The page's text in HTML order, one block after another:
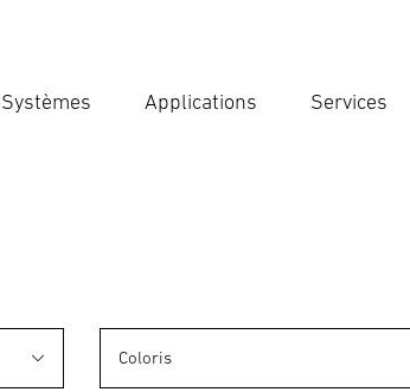
Systèmes Applications Services
Coloris